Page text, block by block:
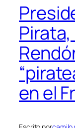
en el